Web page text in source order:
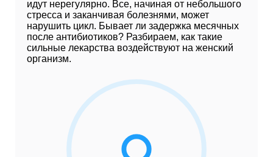
идут нерегулярно. Все, начиная от небольшого
стресса и заканчивая болезнями, может
нарушить цикл. Бывает ли задержка месячных
после антибиотиков? Разбираем, как такие
сильные лекарства воздействуют на женский
организм.